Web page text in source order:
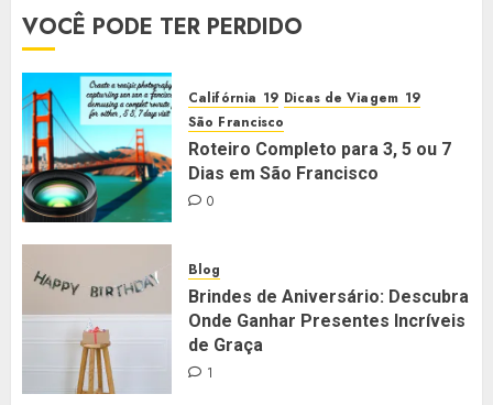
VOCÊ PODE TER PERDIDO
Califórnia
Dicas de Viagem
São Francisco
Roteiro Completo para 3, 5 ou 7
Dias em São Francisco
0
Blog
Brindes de Aniversário: Descubra
Onde Ganhar Presentes Incríveis
de Graça
1